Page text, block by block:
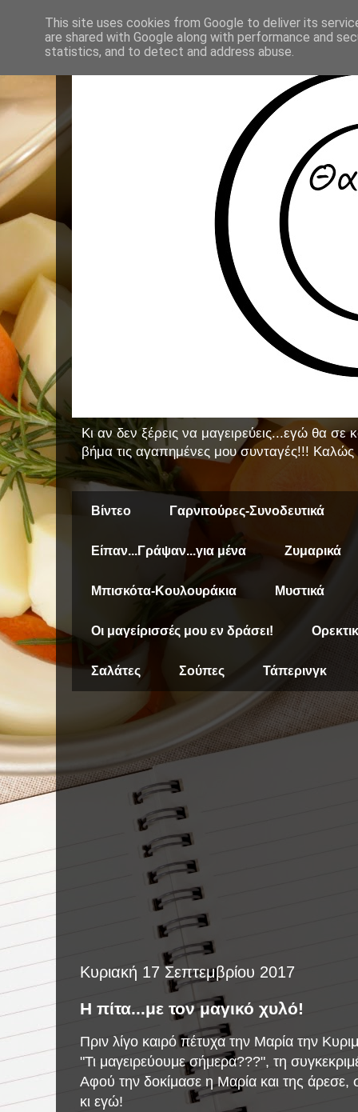
Κι αν δεν ξέρεις να μαγειρεύεις...εγώ θα
βήμα τις αγαπημένες μου συνταγές!!! Καλώς
Βίντεο Γαρνιτούρες-Συνοδευτικά
Είπαν...Γράψαν...για μένα Ζυμαρικά
Μπισκότα-Κουλουράκια Μυστικά
Οι μαγείρισσές μου εν δράσει!
Σαλάτες Σούπες Τάπερινγκ
Κυριακή 17 Σεπτεμβρίου 2017
Η πίτα...με τον μαγικό χυλό!
Πριν λίγο καιρό πέτυχα την Μαρία την
"Τι μαγειρεύουμε σήμερα???", τη
Αφού την δοκίμασε η Μαρία και της
κι εγώ!
This site uses cookies from Google to deliver its
are shared with Google along with performance and
statistics, and to detect and address abuse.